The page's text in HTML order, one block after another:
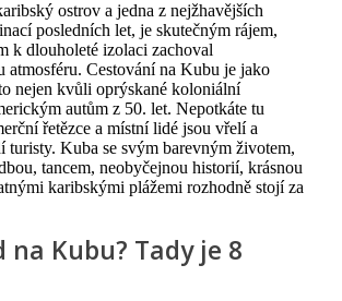
ostrov a jedna z nejžhavějších
posledních let, je skutečným rájem,
k dlouholeté izolaci zachoval
atmosféru. Cestování na Kubu je jako
nejen kvůli oprýskané koloniální
autům z 50. let. Nepotkáte tu
řetězce a místní lidé jsou vřelí a
turisty. Kuba se svým barevným životem,
tancem, neobyčejnou historií, krásnou
karibskými plážemi rozhodně stojí za
na Kubu? Tady je 8